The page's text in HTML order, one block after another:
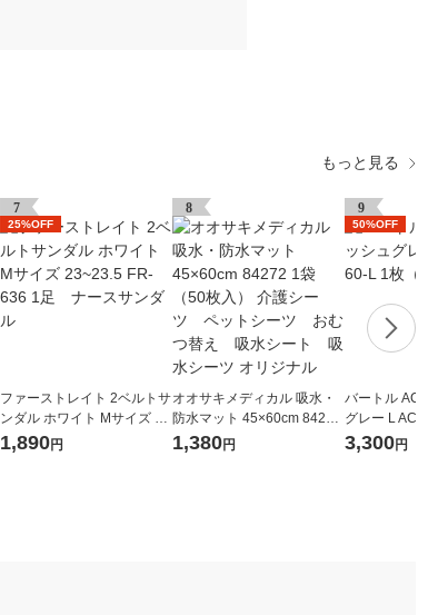
もっと見る
7
25%OFF
ファーストレイト 2ベルトサ
ンダル ホワイト Mサイズ 23
~23.5 FR-636 1足 ナース
1,890円
8
オオサキメディカル 吸水・
防水マット 45×60cm 84272
1袋（50枚入） 介護シー
1,380円
9
50%OFF
バートル ACベ
グレー L
（直送品）
3,300円